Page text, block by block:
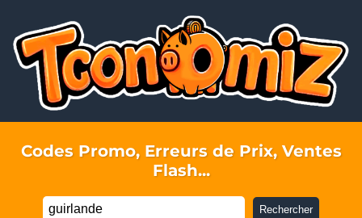
Codes Promo, Erreurs de Prix, Ventes
Flash...
Rechercher